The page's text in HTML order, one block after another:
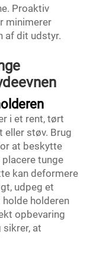
Proaktiv
minimerer
af dit udstyr.
i et rent, tørt
støv. Brug
at beskytte
tunge
kan deformere
udpeg et
holderen
opbevaring
at